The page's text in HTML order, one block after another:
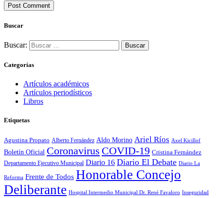
Buscar
Buscar:
Categorías
Artículos académicos
Artículos periodísticos
Libros
Etiquetas
Agustina Propato Alberto Fernández Aldo Morino Ariel Ríos Axel Kicillof
Boletín Oficial Coronavirus COVID-19 Cristina Fernández
Departamento Ejecutivo Municipal Diario 16 Diario El Debate Diario La
Reforma Frente de Todos Honorable Concejo
Deliberante Hospital Intermedio Municipal Dr. René Favaloro Inseguridad